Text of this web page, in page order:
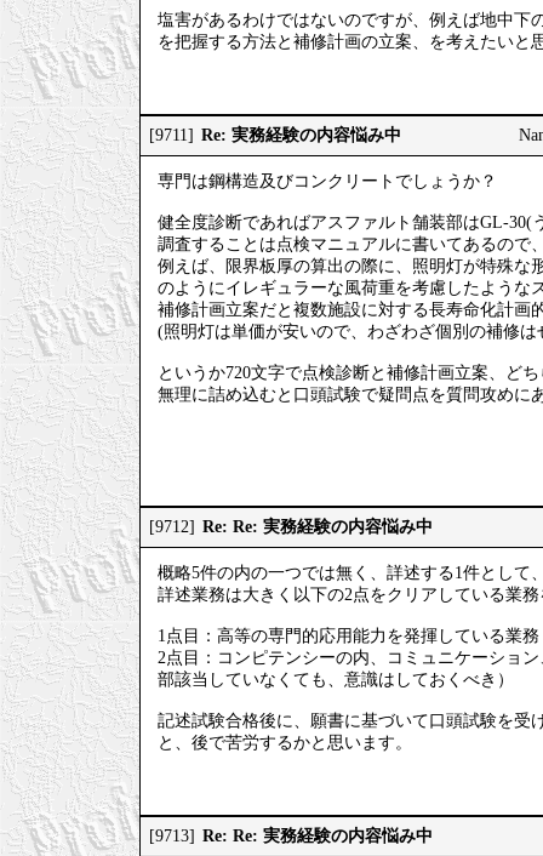
塩害があるわけではないのですが、例えば地中下
を把握する方法と補修計画の立案、を考えたい
[9711] Re: 実務経験の内容悩み中
専門は鋼構造及びコンクリートでしょうか？
健全度診断であればアスファルト舗装部はGL-
調査することは点検マニュアルに書いてあるので
例えば、限界板厚の算出の際に、照明灯が特殊な
のようにイレギュラーな風荷重を考慮したような
補修計画立案だと複数施設に対する長寿命化計画
(照明灯は単価が安いので、わざわざ個別の補修
というか720文字で点検診断と補修計画立案、ど
無理に詰め込むと口頭試験で疑問点を質問攻めに
[9712] Re: Re: 実務経験の内容悩み中
概略5件の内の一つでは無く、詳述する1件とし
詳述業務は大きく以下の2点をクリアしている業
1点目：高等の専門的応用能力を発揮している業務
2点目：コンピテンシーの内、コミュニケーショ
部該当していなくても、意識はしておくべき）
記述試験合格後に、願書に基づいて口頭試験を受
と、後で苦労するかと思います。
[9713] Re: Re: 実務経験の内容悩み中